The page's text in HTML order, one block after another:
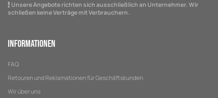
Unsere Angebote richten sich ausschließlich an Unternehmer. Wir
schließen keine Verträge mit Verbrauchern.
Informationen
FAQ
Retouren und Reklamationen für Geschäftskunden
Wir über uns